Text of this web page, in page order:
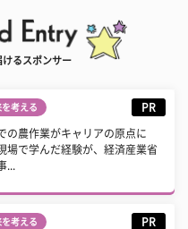
るスポンサー
を考える PR
の農作業がキャリアの原点に
で学んだ経験が、経済産業省
...
を考える PR